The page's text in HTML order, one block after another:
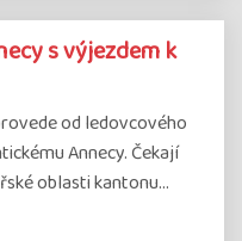
s výjezdem k
od ledovcového
Annecy. Čekají
oblasti kantonu…